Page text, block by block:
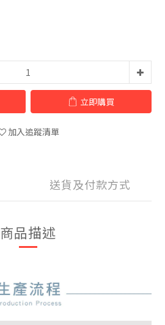
立即購買
加入追蹤清單
送貨及付款方式
商品描述